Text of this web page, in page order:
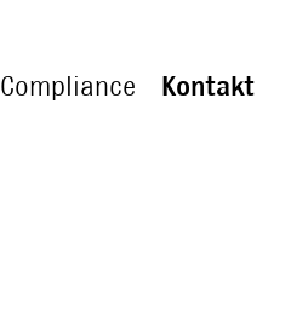
Compliance Kontakt